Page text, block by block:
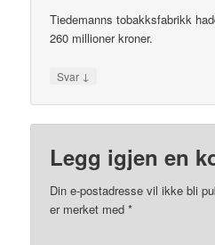
Tiedemanns tobakksfabrikk
260 millioner kroner.
Svar ↓
Legg igjen en
Din e-postadresse vil ikke bli
er merket med*